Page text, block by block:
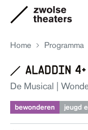
Aanbod
Je bezoek
Home Programma
aladdin 4+
De Musical |
bewonderen jeugd